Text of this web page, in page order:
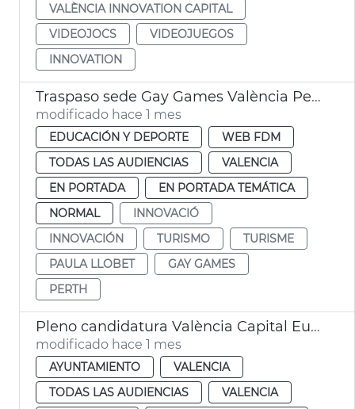
VALÈNCIA INNOVATION CAPITAL
VIDEOJOCS
VIDEOJUEGOS
INNOVATION
Traspaso sede Gay Games València Perth
modificado hace 1 mes
EDUCACIÓN Y DEPORTE
WEB FDM
TODAS LAS AUDIENCIAS
VALENCIA
EN PORTADA
EN PORTADA TEMÁTICA
NORMAL
INNOVACIÓ
INNOVACIÓN
TURISMO
TURISME
PAULA LLOBET
GAY GAMES
PERTH
Pleno candidatura València Capital Europea Innovación
modificado hace 1 mes
AYUNTAMIENTO
VALENCIA
TODAS LAS AUDIENCIAS
VALENCIA